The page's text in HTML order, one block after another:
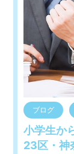
ブログ
小学生か
23区・神